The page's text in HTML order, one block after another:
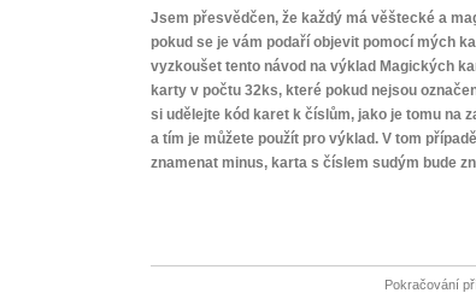
Jsem přesvědčen, že každý má věštecké a
pokud se je vám podaří objevit pomocí mých
vyzkoušet tento návod na výklad Magických
karty v počtu 32ks, které pokud nejsou
si udělejte kód karet k číslům, jako je tomu na
a tím je můžete použít pro výklad. V tom
znamenat minus, karta s číslem sudým bude
Pokračování